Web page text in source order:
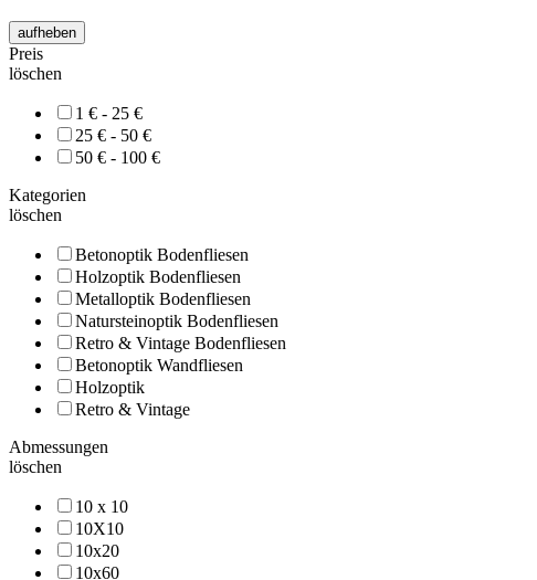
aufheben
Preis
löschen
1 € - 25 €
25 € - 50 €
50 € - 100 €
Kategorien
löschen
Betonoptik Bodenfliesen
Holzoptik Bodenfliesen
Metalloptik Bodenfliesen
Natursteinoptik Bodenfliesen
Retro & Vintage Bodenfliesen
Betonoptik Wandfliesen
Holzoptik
Retro & Vintage
Abmessungen
löschen
10 x 10
10X10
10x20
10x60